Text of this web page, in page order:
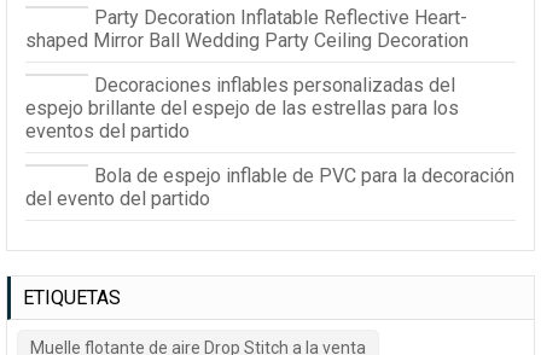
Party Decoration Inflatable Reflective Heart-
shaped Mirror Ball Wedding Party Ceiling Decoration
Decoraciones inflables personalizadas del
espejo brillante del espejo de las estrellas para los
eventos del partido
Bola de espejo inflable de PVC para la decoración
del evento del partido
ETIQUETAS
Muelle flotante de aire Drop Stitch a la venta